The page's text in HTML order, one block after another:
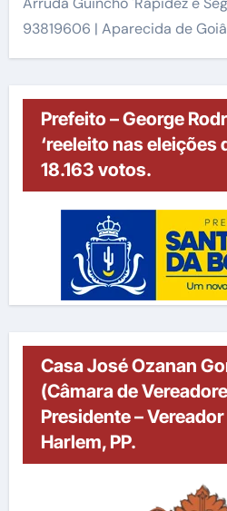
93819606 | Aparecida de
Prefeito – George
‘reeleito nas eleições
18.163 votos.
Casa José Ozanan
(Câmara de
Presidente –
Harlem, PP.